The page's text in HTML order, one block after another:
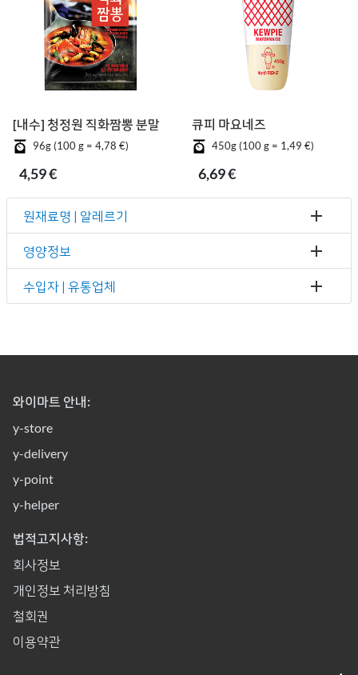
[내수] 청정원 직화짬뽕 분말
96g (100 g = 4,78 €)
4,59 €
큐피 마요네즈
450g (100 g = 1,49 €)
6,69 €
원재료명 | 알레르기
영양정보
수입자 | 유통업체
와이마트 안내:
y-store
y-delivery
y-point
y-helper
법적고지사항:
회사정보
개인정보 처리방침
철회권
이용약관